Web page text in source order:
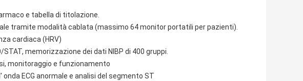
e tabella di titolazione.
tramite modalità cablata (massimo 64 monitor portatili per pazienti).
cardiaca (HRV)
memorizzazione dei dati NIBP di 400 gruppi.
monitoraggio e funzionamento
ECG anormale e analisi del segmento ST